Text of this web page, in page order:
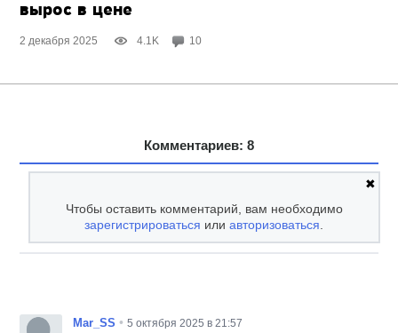
вырос в цене
2 декабря 2025 4.1K 10
Комментариев: 8
✖
Чтобы оставить комментарий, вам необходимо
зарегистрироваться илиавторизоваться
Mar_SS • 5 октября 2025 в 21:57